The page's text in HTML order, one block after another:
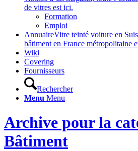
de vitres est ici.
Formation
Emploi
AnnuaireVitre teinté voiture en
bâtiment en France métropolitaine
Wiki
Covering
Fournisseurs
Rechercher
Menu Menu
Archive pour la
Bâtiment